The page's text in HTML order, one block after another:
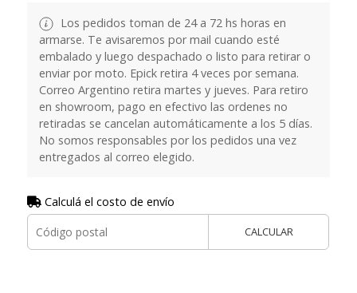
Los pedidos toman de 24 a 72 hs horas en
armarse. Te avisaremos por mail cuando esté
embalado y luego despachado o listo para retirar o
enviar por moto. Epick retira 4 veces por semana.
Correo Argentino retira martes y jueves. Para retiro
en showroom, pago en efectivo las ordenes no
retiradas se cancelan automáticamente a los 5 días.
No somos responsables por los pedidos una vez
entregados al correo elegido.
Calculá el costo de envío
CALCULAR